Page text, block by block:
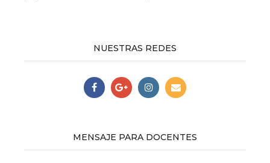
NUESTRAS REDES
MENSAJE PARA DOCENTES